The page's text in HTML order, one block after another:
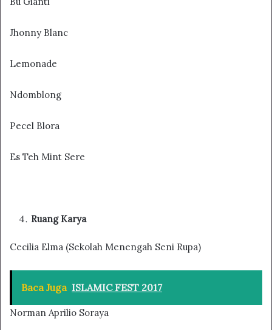
Jhonny Blanc
Lemonade
Ndomblong
Pecel Blora
Es Teh Mint Sere
Ruang Karya
Cecilia Elma (Sekolah Menengah Seni Rupa)
Baca Juga ISLAMIC FEST 2017
Norman Aprilio Soraya